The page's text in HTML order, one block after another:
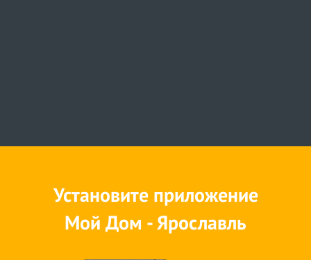
Установите приложение
Мой Дом - Ярославль